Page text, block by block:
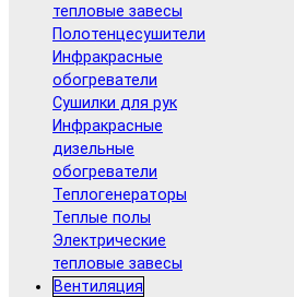
тепловые завесы
Полотенцесушители
Инфракрасные
обогреватели
Сушилки для рук
Инфракрасные
дизельные
обогреватели
Теплогенераторы
Теплые полы
Электрические
тепловые завесы
Вентиляция